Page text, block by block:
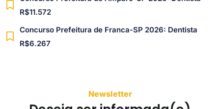
R$11.572
Concurso Prefeitura de Franca-SP 2026: Dentista
R$6.267
Newsletter